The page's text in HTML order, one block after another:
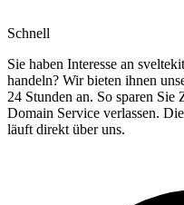
Schnell
Sie haben Interesse an
handeln? Wir bieten ihnen
24 Stunden an. So sparen Sie
Domain Service verlassen.
läuft direkt über uns.